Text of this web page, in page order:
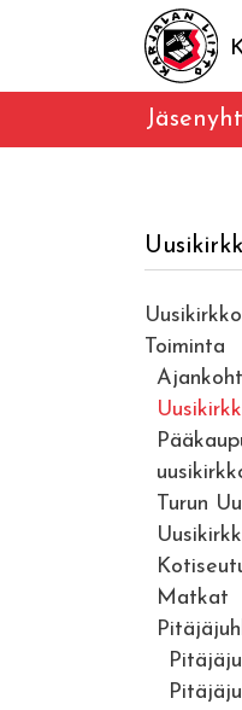
Uusikirkko
Toiminta
Turun
Matkat